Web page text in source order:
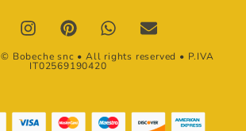
Bobeche snc • All rights reserved • P.IVA
IT02569190420